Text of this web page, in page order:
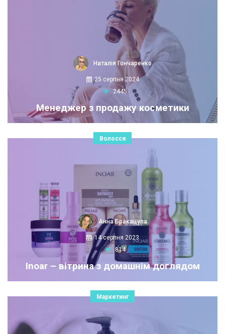
Наталія Гончаренко
25 серпня 2024
2445
Менеджер з продажу косметики
Волосся
Анна Бракацула
14 серпня 2023
814
Inoar – вітрина з домашнім доглядом
Маркетинг